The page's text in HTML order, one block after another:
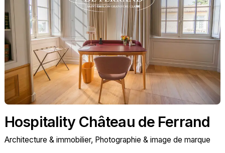
Hospitality Château de Ferrand
Architecture & immobilier Photographie & image de marque